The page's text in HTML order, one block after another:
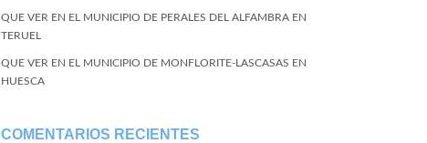
QUE VER EN EL MUNICIPIO DE PERALES DEL ALFAMBRA EN
TERUEL
QUE VER EN EL MUNICIPIO DE MONFLORITE-LASCASAS EN
HUESCA
COMENTARIOS RECIENTES